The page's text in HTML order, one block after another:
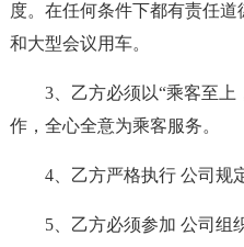
度。在任何条件下都有责任
和大型会议用车。
3、乙方必须以“乘客至上
作，全心全意为乘客服务。
4、乙方严格执行 公司规
5、乙方必须参加 公司组